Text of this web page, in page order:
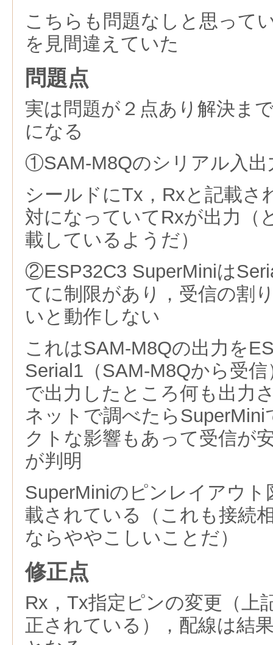
こちらも問題なしと思って
を見間違えていた
問題点
実は問題が２点あり解決ま
になる
①SAM-M8Qのシリアル入出
シールドにTx，Rxと記載さ
対になっていてRxが出力（
載しているようだ）
②ESP32C3 SuperMiniは
てに制限があり，受信の割
いと動作しない
これはSAM-M8Qの出力を
Serial1（SAM-M8Qから受
で出力したところ何も出力
ネットで調べたら
クトな影響もあって受信が
が判明
SuperMiniのピンレイアウ
載されている（これも接続
ならややこしいことだ）
修正点
Rx，Tx指定ピンの変更（上
正されている），配線は結